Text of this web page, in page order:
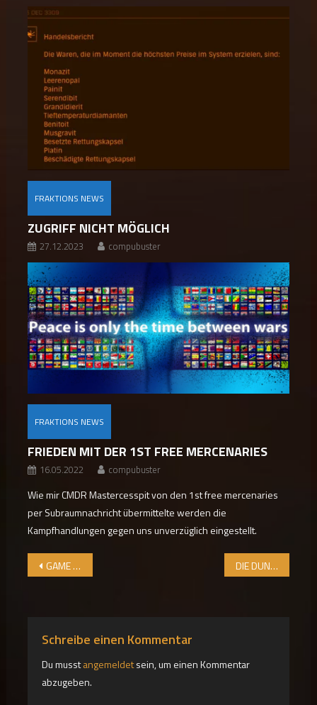
FRAKTIONS NEWS
ZUGRIFF NICHT MÖGLICH
27.12.2023 compubuster
FRAKTIONS NEWS
FRIEDEN MIT DER 1ST FREE MERCENARIES
16.05.2022 compubuster
Wie mir CMDR Mastercesspit von den 1st free mercenaries
per Subraumnachricht übermittelte werden die
Kampfhandlungen gegen uns unverzüglich eingestellt.
Beitragsnavigation
GAME NEWS UND FESTIVE COUNTDOWN! DIE DUNKELSTEN TAGE
Schreibe einen Kommentar
Du musstangemeldetsein, um einen Kommentar
abzugeben.